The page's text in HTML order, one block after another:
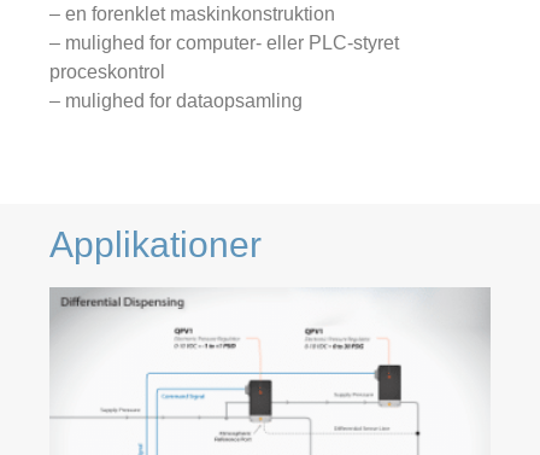
– en forenklet maskinkonstruktion
– mulighed for computer- eller PLC-styret
proceskontrol
– mulighed for dataopsamling
Applikationer